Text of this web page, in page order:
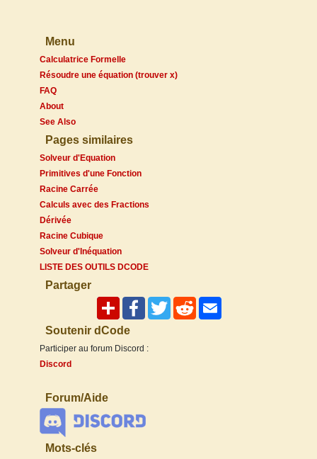
Menu
Calculatrice Formelle
Résoudre une équation (trouver x)
FAQ
About
See Also
Pages similaires
Solveur d'Equation
Primitives d'une Fonction
Racine Carrée
Calculs avec des Fractions
Dérivée
Racine Cubique
Solveur d'Inéquation
LISTE DES OUTILS DCODE
Partager
Soutenir dCode
Participer au forum Discord :
Discord
Forum/Aide
Mots-clés